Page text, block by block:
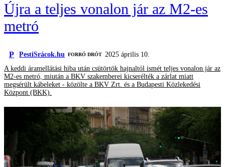
Újra a teljes vonalon jár az M2-es
metró
P PestiSrácok.hu FORRÓ DRÓT 2025 április 10.
A keddi áramellátási hiba után csütörtök hajnaltól ismét teljes vonalon jár az
M2-es metró, miután a BKV szakemberei kicserélték a zárlat miatt
megsérült kábeleket - közölte a BKV Zrt. és a Budapesti Közlekedési
Központ (BKK).